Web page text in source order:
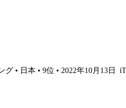
• 日本 • 9位 • 2022年10月13日